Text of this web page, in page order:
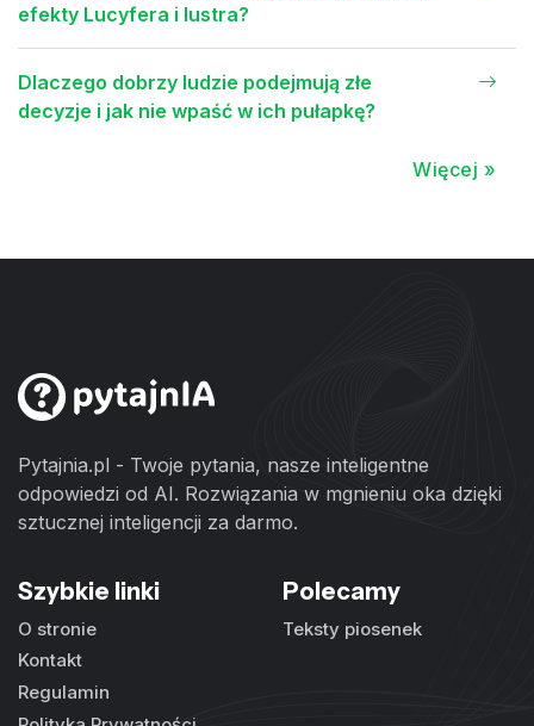
efekty Lucyfera i lustra?
Dlaczego dobrzy ludzie podejmują złe
decyzje i jak nie wpaść w ich pułapkę?
Więcej »
Pytajnia.pl - Twoje pytania, nasze inteligentne
odpowiedzi od AI. Rozwiązania w mgnieniu oka dzięki
sztucznej inteligencji za darmo.
Szybkie linki
O stronie
Kontakt
Regulamin
Polecamy
Teksty piosenek